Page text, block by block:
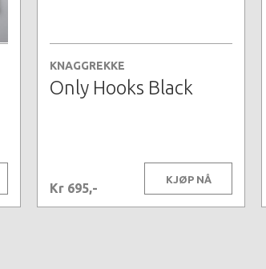
KNAGGREKKE
Only Hooks Black
Kr 695,-
KJØP NÅ